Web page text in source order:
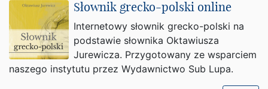
Słownik grecko-polski online
Internetowy słownik grecko-polski na
podstawie słownika Oktawiusza
Jurewicza. Przygotowany ze wsparciem
naszego instytutu przez Wydawnictwo Sub Lupa.